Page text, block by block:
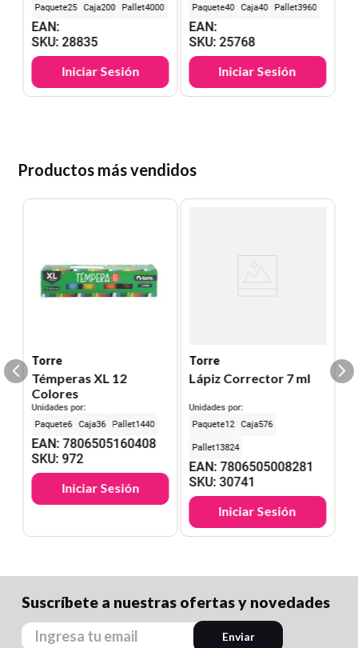
25
200 4000
EAN:
SKU:28835
Iniciar Sesión
40
40 3960
EAN:
SKU:25768
Iniciar Sesión
Productos más vendidos
Torre
Témperas XL 12
Colores
Unidades por:
6
36 1440
EAN:7806505160408
SKU:972
Iniciar Sesión
Torre
Lápiz Corrector 7 ml
Unidades por:
12
576
13824
EAN:7806505008281
SKU:30741
Iniciar Sesión
Suscríbete a nuestras ofertas y novedades
Enviar